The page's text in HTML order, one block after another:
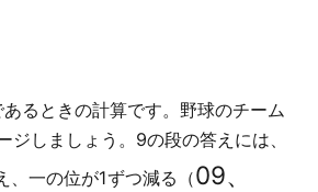
あるときの計算です。野球のチーム
ジしましょう。9の段の答えには、
、一の位が1ずつ減る（09、